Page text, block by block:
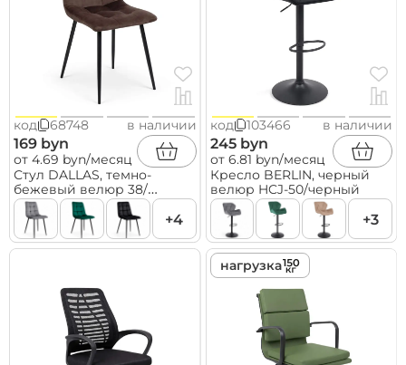
код 68748 в наличии
169 byn
от 4.69 byn/месяц
Стул DALLAS, темно-
бежевый велюр 38/
черный
+4
код 103466 в наличии
245 byn
от 6.81 byn/месяц
Кресло BERLIN, черный
велюр HCJ-50/черный
+3
нагрузка